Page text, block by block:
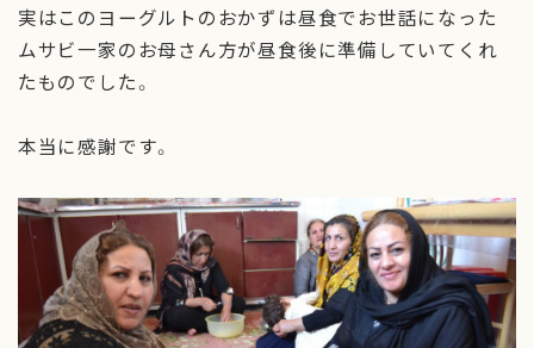
実はこのヨーグルトのおかずは昼食でお世話になった
ムサビ一家のお母さん方が昼食後に準備していてくれ
たものでした。
本当に感謝です。